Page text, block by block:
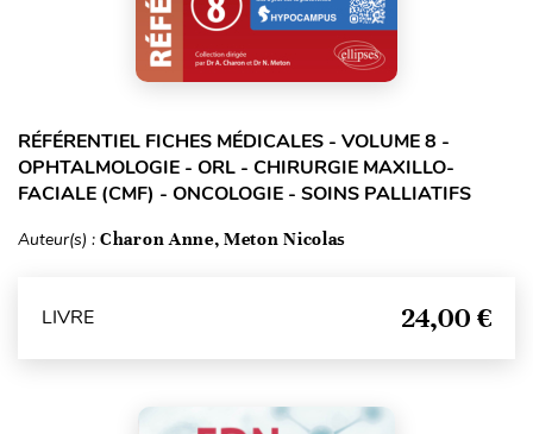
RÉFÉRENTIEL FICHES MÉDICALES - VOLUME 8 -
OPHTALMOLOGIE - ORL - CHIRURGIE MAXILLO-
FACIALE (CMF) - ONCOLOGIE - SOINS PALLIATIFS
Auteur(s) : Charon Anne, Meton Nicolas
LIVRE 24,00 €